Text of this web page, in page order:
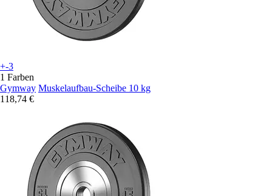
+-3
1 Farben
Gymway Muskelaufbau-Scheibe 10 kg
118,74 €